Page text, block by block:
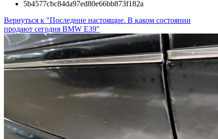
5b4577cbc84da97ed80e66bb873f182a
Вернуться к "Последние настоящие. В каком состоянии
продают сегодня BMW E39"